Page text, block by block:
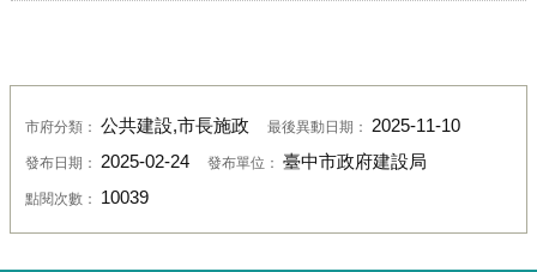
市府分類： 公共建設,市長施政 最後異動日期： 2025-11-10
發布日期： 2025-02-24 發布單位： 臺中市政府建設局
點閱次數： 10039